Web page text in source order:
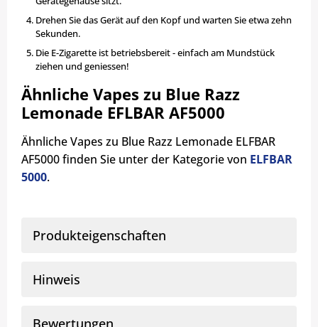
Drehen Sie das Gerät auf den Kopf und warten Sie etwa zehn
Sekunden.
Die E-Zigarette ist betriebsbereit - einfach am Mundstück
ziehen und geniessen!
Ähnliche Vapes zu Blue Razz
Lemonade EFLBAR AF5000
Ähnliche Vapes zu Blue Razz Lemonade ELFBAR
AF5000 finden Sie unter der Kategorie von ELFBAR
5000.
Produkteigenschaften
Hinweis
Bewertungen